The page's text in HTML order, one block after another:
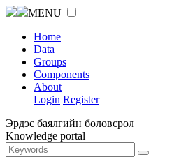
MENU
Home
Data
Groups
Components
About
Login Register
Эрдэс баялгийн боловсрол
Knowledge portal